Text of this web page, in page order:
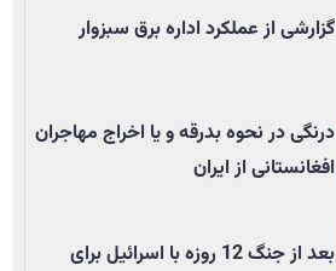
گزارشی از عملکرد اداره برق سبزوار
درنگی در نحوه بدرقه و یا اخراج مهاجران
افغانستانی از ایران
بعد از جنگ 12 روزه با اسرائیل برای